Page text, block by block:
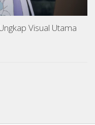
Visual Utama